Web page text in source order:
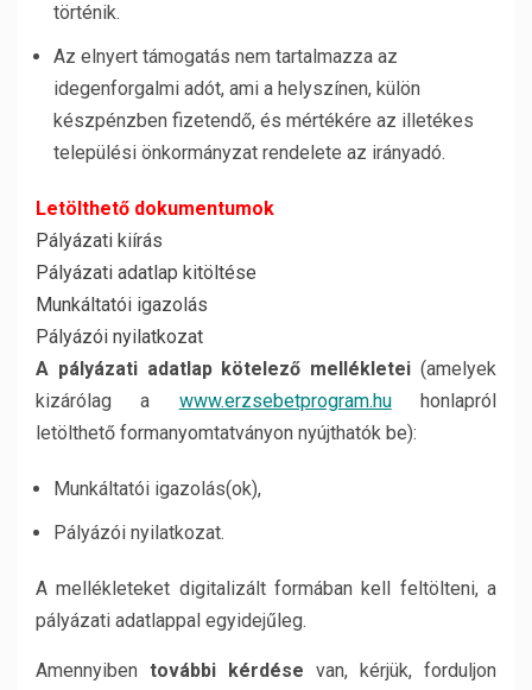
történik.
Az elnyert támogatás nem tartalmazza az
idegenforgalmi adót, ami a helyszínen, külön
készpénzben fizetendő, és mértékére az illetékes
települési önkormányzat rendelete az irányadó.
Letölthető dokumentumok
Pályázati kiírás
Pályázati adatlap kitöltése
Munkáltatói igazolás
Pályázói nyilatkozat
A pályázati adatlap kötelező mellékletei (amelyek
kizárólag a www.erzsebetprogram.huhonlapról
letölthető formanyomtatványon nyújthatók be):
Munkáltatói igazolás(ok),
Pályázói nyilatkozat.
A mellékleteket digitalizált formában kell feltölteni, a
pályázati adatlappal egyidejűleg.
Amennyiben további kérdése van, kérjük, forduljon